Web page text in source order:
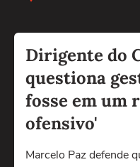
Dirigente do
questiona
fosse em um
ofensivo'
Marcelo Paz defende